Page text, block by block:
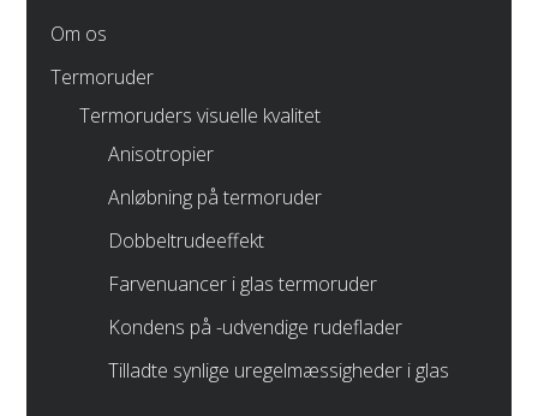
Om os
Termoruder
Termoruders visuelle kvalitet
Anisotropier
Anløbning på termoruder
Dobbeltrudeeffekt
Farvenuancer i glas termoruder
Kondens på -udvendige rudeflader
Tilladte synlige uregelmæssigheder i glas